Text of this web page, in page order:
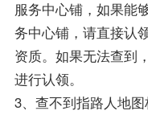
服务中心铺，如果能
务中心铺，请直接认
资质。如果无法查到
进行认领。
3、查不到指路人地